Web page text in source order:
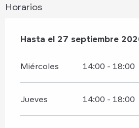
Horarios
Del28 junio 2026al27
Hasta el 27 septiembre
Miércoles 14:00 - 18:00
Jueves 14:00 - 18:00